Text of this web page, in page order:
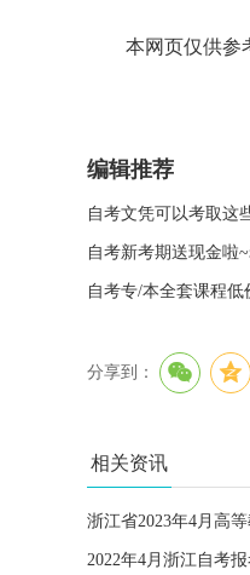
本网页仅供参考
编辑推荐
自考文凭可以考取这
自考新考期送现金啦
自考专/本全套课程
分享到：
相关资讯
浙江省2023年4月高
2022年4月浙江自考